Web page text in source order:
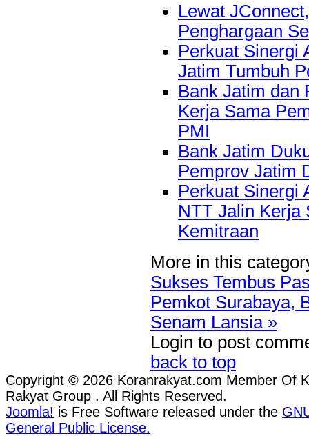
Lewat
Penghargaan
Perkuat Sinergi
Jatim Tumbuh
Bank Jatim dan
Kerja Sama
PMI
Bank Jatim
Pemprov Jatim
Perkuat Sinergi
NTT Jalin Kerja
Kemitraan
More in this
Sukses Tembus
Pemkot Surabaya,
Senam Lansia »
Login to post
back to top
Copyright © 2026 Koranrakyat.com Member Of
Rakyat Group . All Rights Reserved.
Joomla! is Free Software released under the
General Public License.